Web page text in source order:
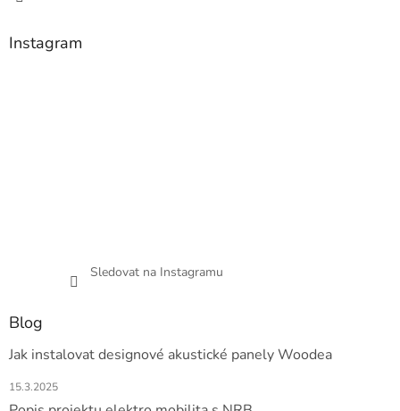
Instagram
Sledovat na Instagramu
Blog
Jak instalovat designové akustické panely Woodea
15.3.2025